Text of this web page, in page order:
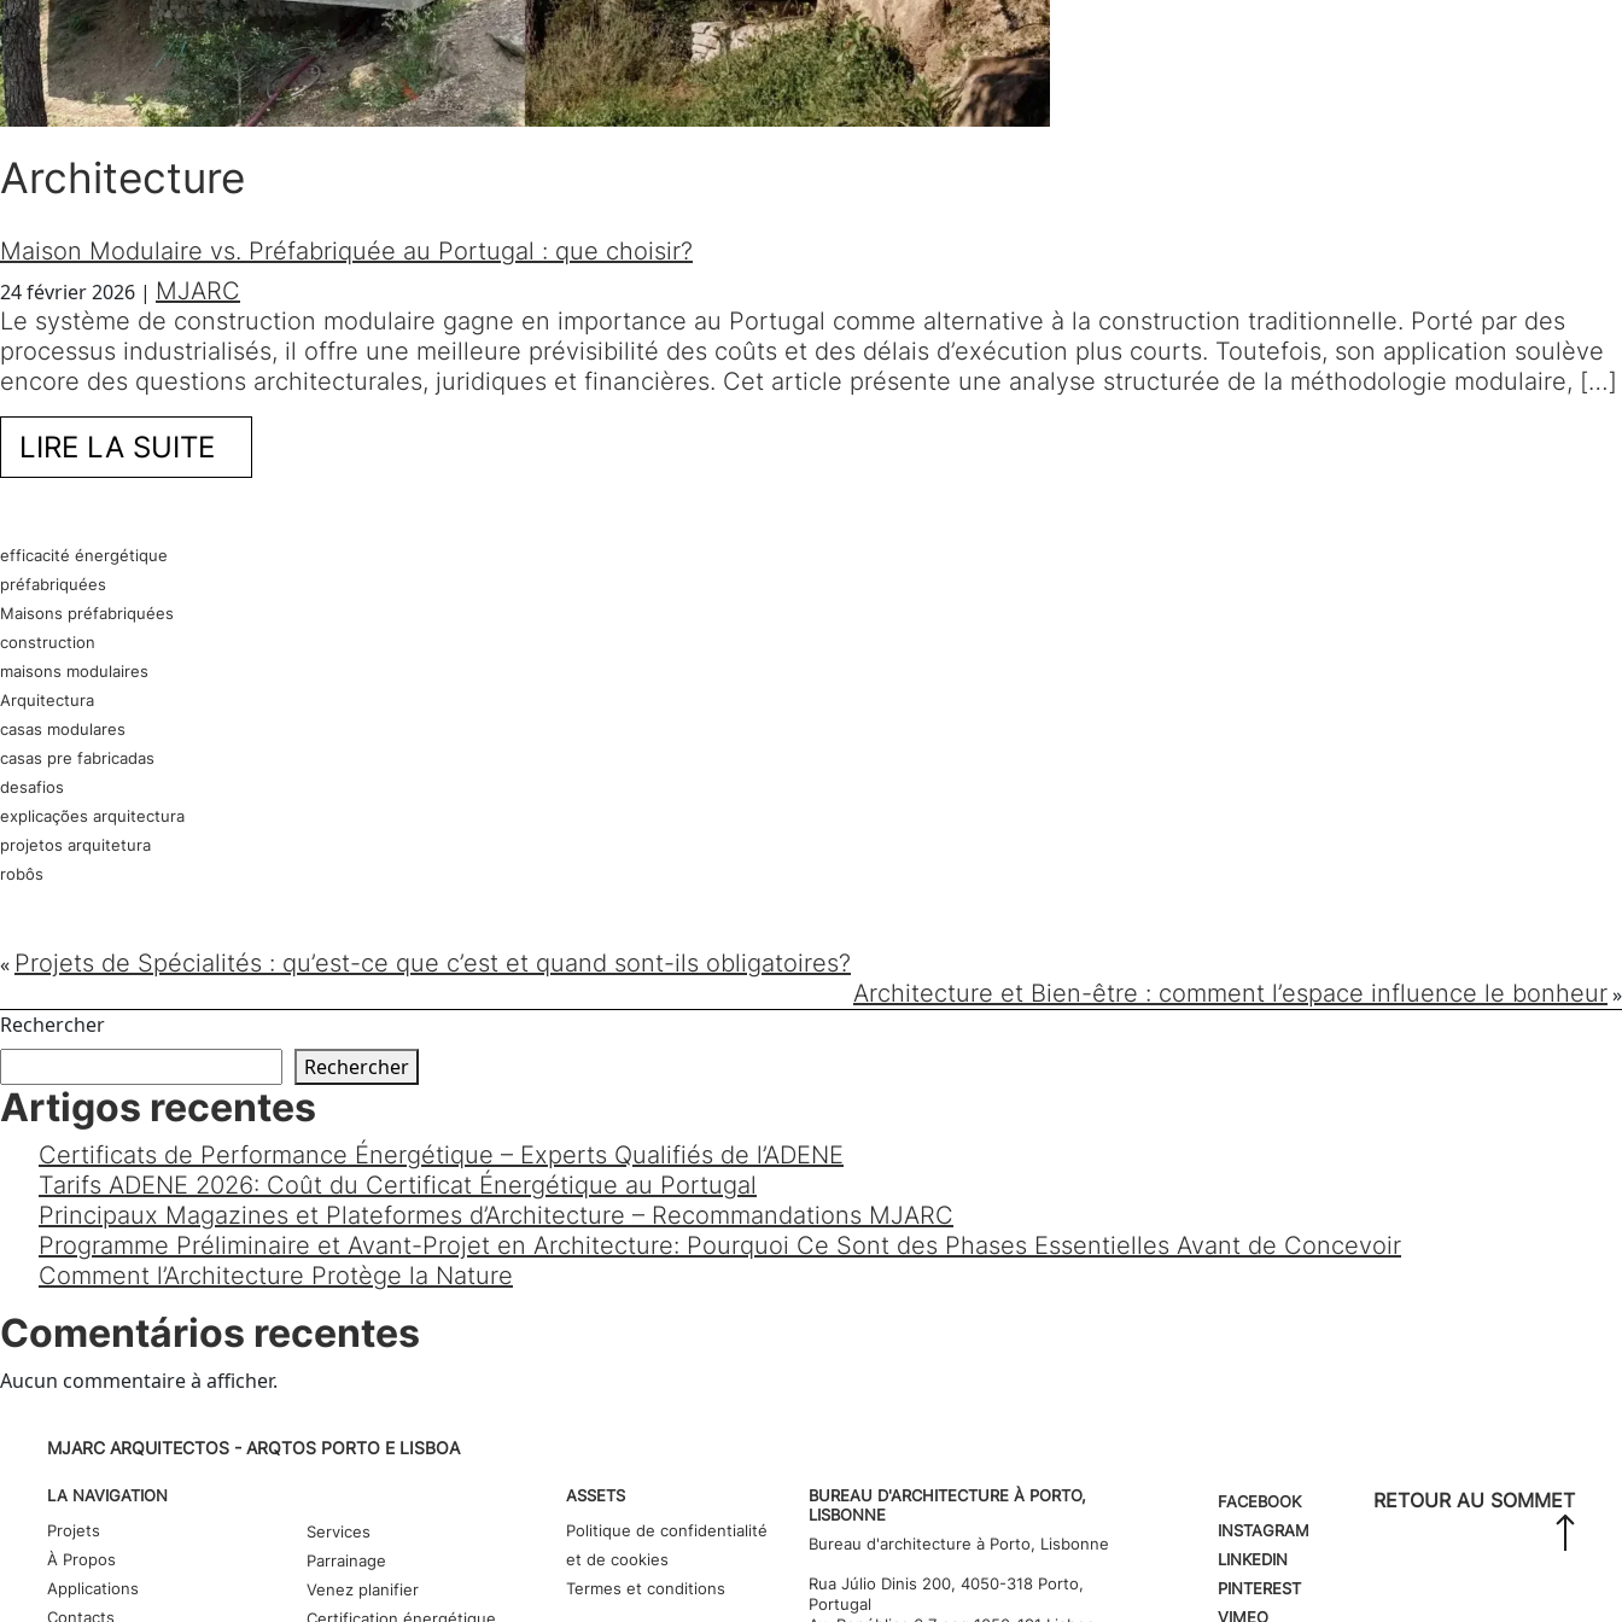
Architecture
Maison Modulaire vs. Préfabriquée au Portugal : que choisir?
24 février 2026 | MJARC
Le système de construction modulaire gagne en importance au Portugal comme alternative à la construction traditionnelle. Porté par des
processus industrialisés, il offre une meilleure prévisibilité des coûts et des délais d’exécution plus courts. Toutefois, son application soulève
encore des questions architecturales, juridiques et financières. Cet article présente une analyse structurée de la méthodologie modulaire, […]
LIRE LA SUITE
efficacité énergétique
préfabriquées
Maisons préfabriquées
construction
maisons modulaires
Arquitectura
casas modulares
casas pre fabricadas
desafios
explicações arquitectura
projetos arquitetura
robôs
« Projets de Spécialités : qu’est-ce que c’est et quand sont-ils obligatoires?
Architecture et Bien-être : comment l’espace influence le bonheur»
Rechercher
Rechercher
Artigos recentes
Certificats de Performance Énergétique – Experts Qualifiés de l’ADENE
Tarifs ADENE 2026: Coût du Certificat Énergétique au Portugal
Principaux Magazines et Plateformes d’Architecture – Recommandations MJARC
Programme Préliminaire et Avant-Projet en Architecture: Pourquoi Ce Sont des Phases Essentielles Avant de Concevoir
Comment l’Architecture Protège la Nature
Comentários recentes
Aucun commentaire à afficher.
MJARC ARQUITECTOS - ARQTOS PORTO E LISBOA
LA NAVIGATION
Projets
À Propos
Applications
Contacts
Services
Parrainage
Venez planifier
ASSETS
Politique de confidentialité
et de cookies
Termes et conditions
BUREAU D'ARCHITECTURE À PORTO,
LISBONNE
Bureau d'architecture à Porto, Lisbonne
Rua Júlio Dinis 200, 4050-318 Porto,
Portugal
FACEBOOK
INSTAGRAM
LINKEDIN
PINTEREST
VIMEO
RETOUR AU SOMMET